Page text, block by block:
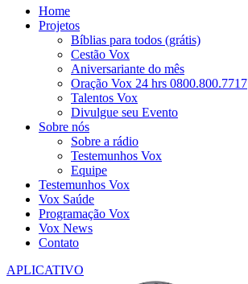
Home
Projetos
Bíblias para todos (grátis)
Cestão Vox
Aniversariante do mês
Oração Vox 24 hrs 0800.800.7717
Talentos Vox
Divulgue seu Evento
Sobre nós
Sobre a rádio
Testemunhos Vox
Equipe
Testemunhos Vox
Vox Saúde
Programação Vox
Vox News
Contato
APLICATIVO